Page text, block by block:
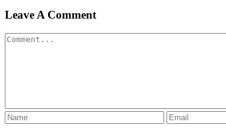
Leave A Comment
Comment